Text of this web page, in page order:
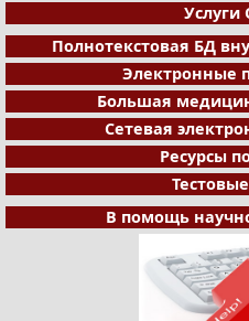
Услуги
Полнотекстовая БД
Электронные
Большая
Сетевая
Ресурсы
В помощь